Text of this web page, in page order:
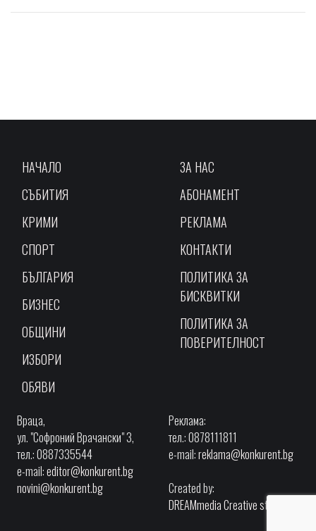
НАЧАЛО
СЪБИТИЯ
КРИМИ
СПОРТ
БЪЛГАРИЯ
БИЗНЕС
ОБЩИНИ
ИЗБОРИ
ОБЯВИ
ЗА НАС
АБОНАМЕНТ
РЕКЛАМА
КОНТАКТИ
ПОЛИТИКА ЗА
БИСКВИТКИ
ПОЛИТИКА ЗА
ПОВЕРИТЕЛНОСТ
Враца,
ул. "Софроний Врачански" 3,
тел.: 0887335544
e-mail:editor@konkurent.bg
novini@konkurent.bg
Реклама:
тел.: 0878111811
e-mail:reklama@konkurent.bg
Created by:
DREAMmedia Creative studio